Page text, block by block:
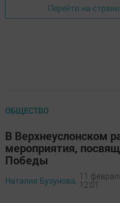
Перейти на
ОБЩЕСТВО
В Верхнеуслонском
мероприятия,
Победы
Наталия Бузунова, 11
12:01